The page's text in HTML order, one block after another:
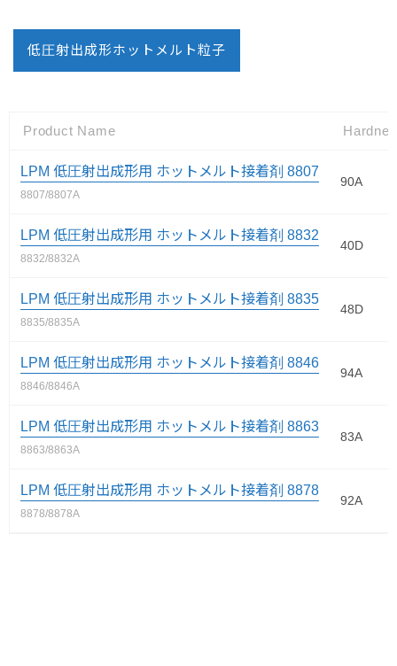
低圧射出成形ホットメルト粒子
Product Name
LPM 低圧射出成形用 ホットメルト接着剤 8807
8807/8807A
90A
LPM 低圧射出成形用 ホットメルト接着剤 8832
8832/8832A
40D
LPM 低圧射出成形用 ホットメルト接着剤 8835
8835/8835A
48D
LPM 低圧射出成形用 ホットメルト接着剤 8846
8846/8846A
94A
LPM 低圧射出成形用 ホットメルト接着剤 8863
8863/8863A
83A
LPM 低圧射出成形用 ホットメルト接着剤 8878
8878/8878A
92A